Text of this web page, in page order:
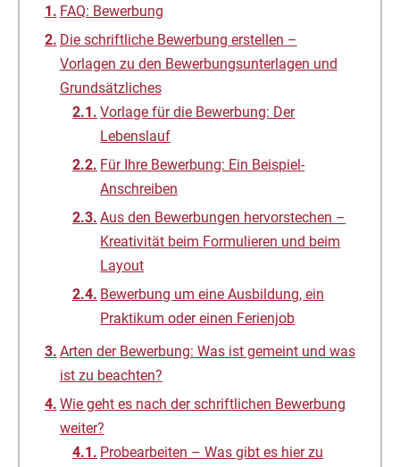
FAQ: Bewerbung
Die schriftliche Bewerbung erstellen –
Vorlagen zu den Bewerbungsunterlagen und
Grundsätzliches
Vorlage für die Bewerbung: Der
Lebenslauf
Für Ihre Bewerbung: Ein Beispiel-
Anschreiben
Aus den Bewerbungen hervorstechen –
Kreativität beim Formulieren und beim
Layout
Bewerbung um eine Ausbildung, ein
Praktikum oder einen Ferienjob
Arten der Bewerbung: Was ist gemeint und was
ist zu beachten?
Wie geht es nach der schriftlichen Bewerbung
weiter?
Probearbeiten – Was gibt es hier zu